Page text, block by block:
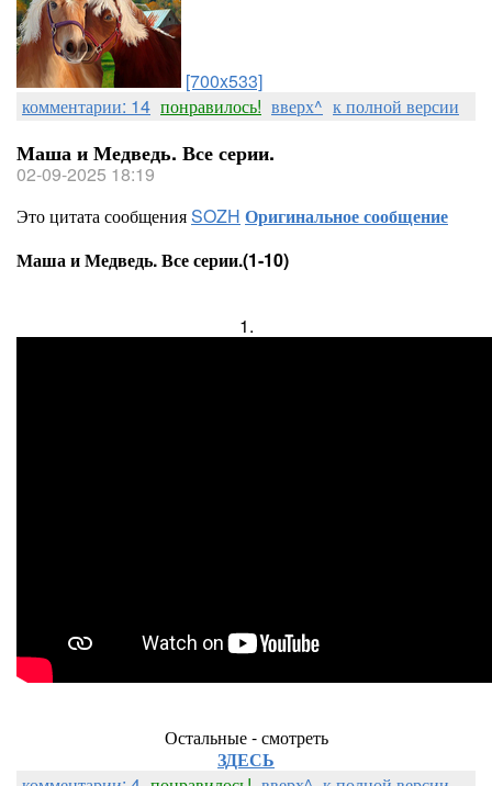
[700x533]
комментарии: 14 понравилось! вверх^ к полной версии
Маша и Медведь. Все серии.
02-09-2025 18:19
Это цитата сообщенияSOZH Оригинальное сообщение
Маша и Медведь. Все серии.(1-10)
1.
Остальные - смотреть
ЗДЕСЬ